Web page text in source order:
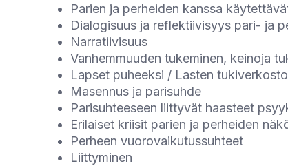
Parien ja perheiden kanssa
Dialogisuus ja reflektiivisyys pari- ja
Narratiivisuus
Vanhemmuuden tukeminen, keinoja
Lapset puheeksi / Lasten
Masennus ja parisuhde
Parisuhteeseen liittyvät haasteet
Erilaiset kriisit parien ja perheiden
Perheen vuorovaikutussuhteet
Liittyminen